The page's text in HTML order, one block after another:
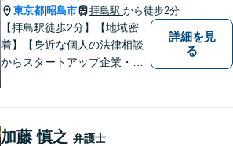
東京都 昭島市 拝島駅 から徒歩2分
【拝島駅徒歩2分】【地域密
着】【身近な個人の法律相談
からスタートアップ企業・中
イスをご提供します。
詳細を見
る
加藤 慎之 弁護士